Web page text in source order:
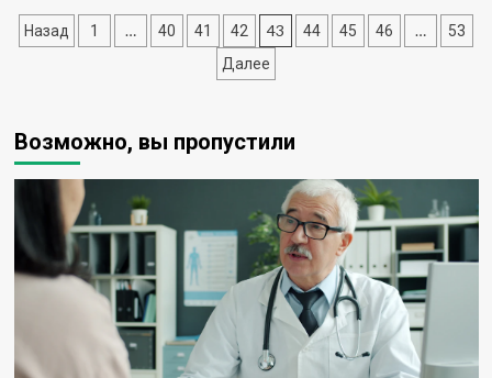
выбрать
пансионат
Пагинация
Назад 1 … 40 41 42 43 44 45 46 …
53
Далее
Возможно, вы пропустили